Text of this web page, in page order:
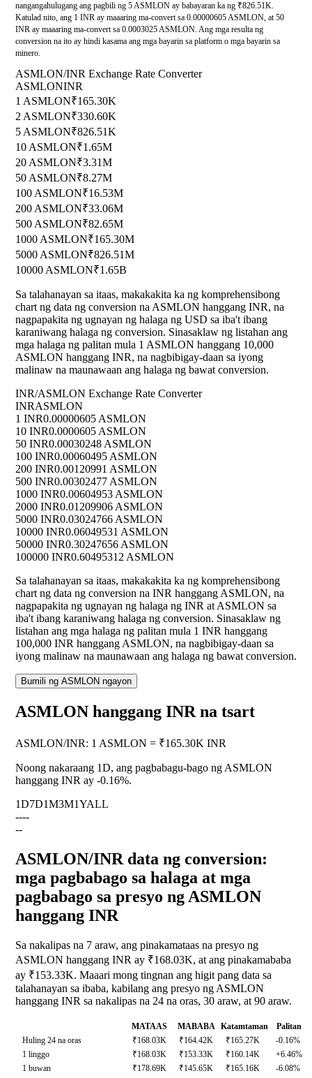
nangangahulugang ang pagbili ng 5 ASMLON ay babayaran ka ng ₹826.51K.
Katulad nito, ang 1 INR ay maaaring ma-convert sa 0.00000605 ASMLON, at 50
INR ay maaaring ma-convert sa 0.0003025 ASMLON. Ang mga resulta ng
conversion na ito ay hindi kasama ang mga bayarin sa platform o mga bayarin sa
minero.
ASMLON/INR Exchange Rate Converter
ASMLONINR
1 ASMLON₹165.30K
2 ASMLON₹330.60K
5 ASMLON₹826.51K
10 ASMLON₹1.65M
20 ASMLON₹3.31M
50 ASMLON₹8.27M
100 ASMLON₹16.53M
200 ASMLON₹33.06M
500 ASMLON₹82.65M
1000 ASMLON₹165.30M
5000 ASMLON₹826.51M
10000 ASMLON₹1.65B
Sa talahanayan sa itaas, makakakita ka ng komprehensibong
chart ng data ng conversion na ASMLON hanggang INR, na
nagpapakita ng ugnayan ng halaga ng USD sa iba't ibang
karaniwang halaga ng conversion. Sinasaklaw ng listahan ang
mga halaga ng palitan mula 1 ASMLON hanggang 10,000
ASMLON hanggang INR, na nagbibigay-daan sa iyong
malinaw na maunawaan ang halaga ng bawat conversion.
INR/ASMLON Exchange Rate Converter
INRASMLON
1 INR0.00000605 ASMLON
10 INR0.0000605 ASMLON
50 INR0.00030248 ASMLON
100 INR0.00060495 ASMLON
200 INR0.00120991 ASMLON
500 INR0.00302477 ASMLON
1000 INR0.00604953 ASMLON
2000 INR0.01209906 ASMLON
5000 INR0.03024766 ASMLON
10000 INR0.06049531 ASMLON
50000 INR0.30247656 ASMLON
100000 INR0.60495312 ASMLON
Sa talahanayan sa itaas, makakakita ka ng komprehensibong
chart ng data ng conversion na INR hanggang ASMLON, na
nagpapakita ng ugnayan ng halaga ng INR at ASMLON sa
iba't ibang karaniwang halaga ng conversion. Sinasaklaw ng
listahan ang mga halaga ng palitan mula 1 INR hanggang
100,000 INR hanggang ASMLON, na nagbibigay-daan sa
iyong malinaw na maunawaan ang halaga ng bawat conversion.
Bumili ng ASMLON ngayon
ASMLON hanggang INR na tsart
ASMLON/INR: 1 ASMLON = ₹165.30K INR
Noong nakaraang 1D, ang pagbabagu-bago ng ASMLON
hanggang INR ay -0.16%.
1D7D1M3M1YALL
----
--
ASMLON/INR data ng conversion:
mga pagbabago sa halaga at mga
pagbabago sa presyo ng ASMLON
hanggang INR
Sa nakalipas na 7 araw, ang pinakamataas na presyo ng
ASMLON hanggang INR ay ₹168.03K, at ang pinakamababa
ay ₹153.33K. Maaari mong tingnan ang higit pang data sa
talahanayan sa ibaba, kabilang ang presyo ng ASMLON
hanggang INR sa nakalipas na 24 na oras, 30 araw, at 90 araw.
MATAAS MABABA Katamtaman
Palitan
Huling 24 na oras
₹168.03K ₹164.42K ₹165.27K
-0.16%
1 linggo
₹168.03K ₹153.33K ₹160.14K
+6.46%
1 buwan
₹178.69K ₹145.65K ₹165.16K
-6.08%